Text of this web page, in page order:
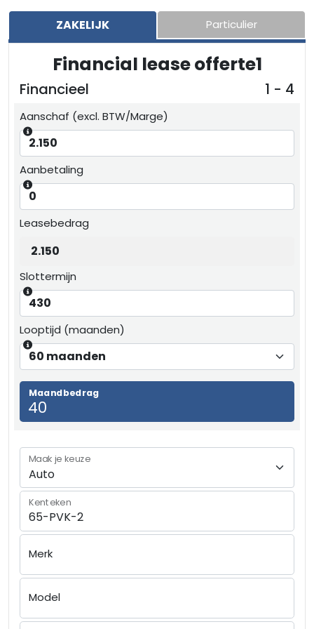
ZAKELIJK Particulier
Financial lease offerte1
Financieel 1 - 4
Aanschaf (excl. BTW/Marge)
Aanbetaling
Leasebedrag
Slottermijn
Looptijd (maanden)
Maandbedrag
Maak je keuze
Kenteken
Merk
Model